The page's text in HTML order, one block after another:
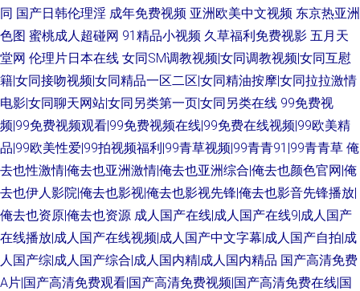
同 国产日韩伦理淫 成年免费视频 亚洲欧美中文视频 东京热亚洲
色图 蜜桃成人超碰网 91精品小视频 久草福利免费视影 五月天
堂网 伦理片日本在线 女同SM调教视频|女同调教视频|女同互慰
籍|女同接吻视频|女同精品一区二区|女同精油按摩|女同拉拉激情
电影|女同聊天网站|女同另类第一页|女同另类在线 99免费视
频|99免费视频观看|99免费视频在线|99免费在线视频|99欧美精
品|99欧美性爱|99拍视频福利|99青草视频|99青青91|99青青草 俺
去也性激情|俺去也亚洲激情|俺去也亚洲综合|俺去也颜色官网|俺
去也伊人影院|俺去也影视|俺去也影视先锋|俺去也影音先锋播放|
俺去也资原|俺去也资源 成人国产在线|成人国产在线9|成人国产
在线播放|成人国产在线视频|成人国产中文字幕|成人国产自拍|成
人国产综|成人国产综合|成人国内精|成人国内精品 国产高清免费
A片|国产高清免费观看|国产高清免费视频|国产高清免费在线|国